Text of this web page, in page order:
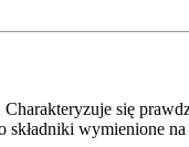
się
wymienione